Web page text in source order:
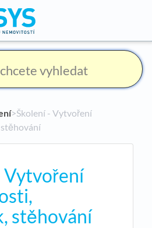
​>​ Školení - Vytvoření
Vytvoření
stěhování